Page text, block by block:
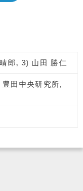
郎, 3) 山田 勝仁
田中央研究所,